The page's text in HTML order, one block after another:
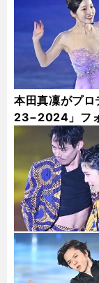
本田真凜がプ
23−2024」フ